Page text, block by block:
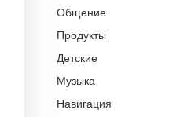
Общение
Продукты
Детские
Музыка
Навигация